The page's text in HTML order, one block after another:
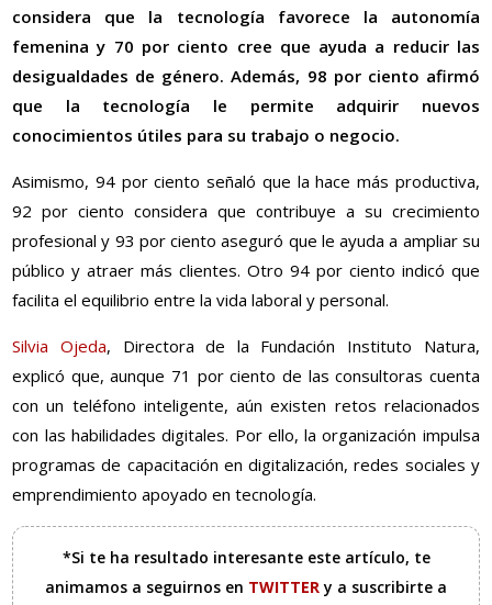
considera que la tecnología favorece la autonomía
femenina y 70 por ciento cree que ayuda a reducir las
desigualdades de género. Además, 98 por ciento afirmó
que la tecnología le permite adquirir nuevos
conocimientos útiles para su trabajo o negocio.
Asimismo, 94 por ciento señaló que la hace más productiva,
92 por ciento considera que contribuye a su crecimiento
profesional y 93 por ciento aseguró que le ayuda a ampliar su
público y atraer más clientes. Otro 94 por ciento indicó que
facilita el equilibrio entre la vida laboral y personal.
Silvia Ojeda, Directora de la Fundación Instituto Natura,
explicó que, aunque 71 por ciento de las consultoras cuenta
con un teléfono inteligente, aún existen retos relacionados
con las habilidades digitales. Por ello, la organización impulsa
programas de capacitación en digitalización, redes sociales y
emprendimiento apoyado en tecnología.
*Si te ha resultado interesante este artículo, te
animamos a seguirnos en TWITTERy a suscribirte a